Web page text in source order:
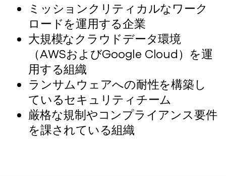
ミッションクリティカルなワーク
ロードを運用する企業
大規模なクラウドデータ環境
（AWSおよびGoogle Cloud）を運
用する組織
ランサムウェアへの耐性を構築し
ているセキュリティチーム
厳格な規制やコンプライアンス要件
を課されている組織